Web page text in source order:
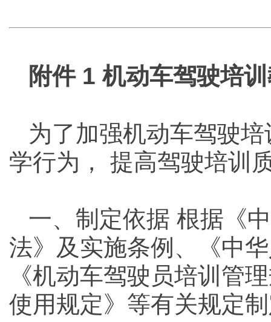
附件 1 机动车驾驶培
为了加强机动车驾驶
学行为， 提高驾驶培训
一、制定依据 根据《
法》及实施条例、《中
《机动车驾驶员培训管
使用规定》等有关规定